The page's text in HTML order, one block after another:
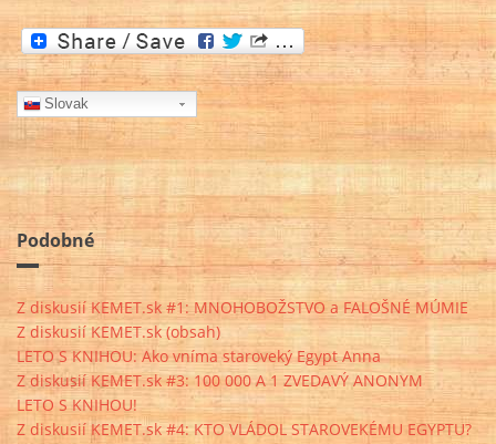
Slovak
Podobné
Z diskusií KEMET.sk #1: MNOHOBOŽSTVO a FALOŠNÉ MÚMIE
Z diskusií KEMET.sk (obsah)
LETO S KNIHOU: Ako vníma staroveký Egypt Anna
Z diskusií KEMET.sk #3: 100 000 A 1 ZVEDAVÝ ANONYM
LETO S KNIHOU!
Z diskusií KEMET.sk #4: KTO VLÁDOL STAROVEKÉMU EGYPTU?